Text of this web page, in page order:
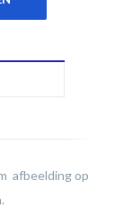
afbeelding op